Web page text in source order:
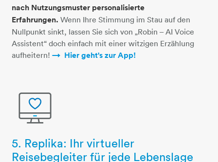
nach Nutzungsmuster personalisierte
Erfahrungen. Wenn Ihre Stimmung im Stau auf den
Nullpunkt sinkt, lassen Sie sich von „Robin – AI Voice
Assistent“ doch einfach mit einer witzigen Erzählung
aufheitern!
Hier geht's zur App!​​​​​​​​​​​​​​
monitor-herz
5. Replika: Ihr virtueller
Reisebegleiter für jede Lebenslage